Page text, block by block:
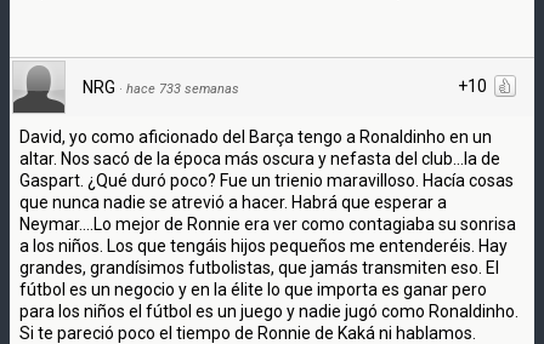
+10
NRG · hace 733 semanas
David, yo como aficionado del Barça tengo a Ronaldinho en un
altar. Nos sacó de la época más oscura y nefasta del club...la de
Gaspart. ¿Qué duró poco? Fue un trienio maravilloso. Hacía cosas
que nunca nadie se atrevió a hacer. Habrá que esperar a
Neymar....Lo mejor de Ronnie era ver como contagiaba su sonrisa
a los niños. Los que tengáis hijos pequeños me entenderéis. Hay
grandes, grandísimos futbolistas, que jamás transmiten eso. El
fútbol es un negocio y en la élite lo que importa es ganar pero
para los niños el fútbol es un juego y nadie jugó como Ronaldinho.
Si te pareció poco el tiempo de Ronnie de Kaká ni hablamos.